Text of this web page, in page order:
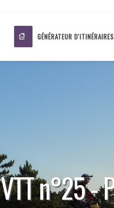
GÉNÉRATEUR D'ITINÉRAIRES
n°25 -